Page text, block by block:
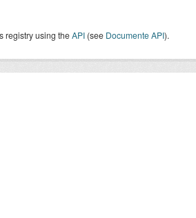
registry using theAPI (see Documente API).